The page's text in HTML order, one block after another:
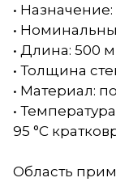
•
•
• Длина: 500
• Толщина
• Материал:
•
95 °C
Область